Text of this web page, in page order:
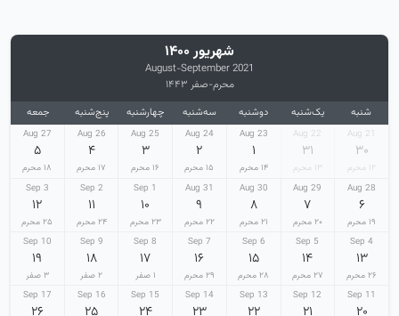
شهریور ۱۴۰۰
August-September 2021
محرم-صفر ۱۴۴۳
شنبه یک‌شنبه دوشنبه سه‌شنبه چهارشنبه پنج‌شنبه جمعه
21 Aug
۳۰
۱۲ محرم
22 Aug
۳۱
۱۳ محرم
23 Aug
۱
۱۴ محرم
24 Aug
۲
۱۵ محرم
25 Aug
۳
۱۶ محرم
26 Aug
۴
۱۷ محرم
27 Aug
۵
۱۸ محرم
28 Aug
۶
۱۹ محرم
29 Aug
۷
۲۰ محرم
30 Aug
۸
۲۱ محرم
31 Aug
۹
۲۲ محرم
1 Sep
۱۰
۲۳ محرم
2 Sep
۱۱
۲۴ محرم
3 Sep
۱۲
۲۵ محرم
4 Sep
۱۳
۲۶ محرم
5 Sep
۱۴
۲۷ محرم
6 Sep
۱۵
۲۸ محرم
7 Sep
۱۶
۲۹ محرم
8 Sep
۱۷
۱ صفر
9 Sep
۱۸
۲ صفر
10 Sep
۱۹
۳ صفر
11 Sep
12 Sep
13 Sep
14 Sep
15 Sep
16 Sep
17 Sep